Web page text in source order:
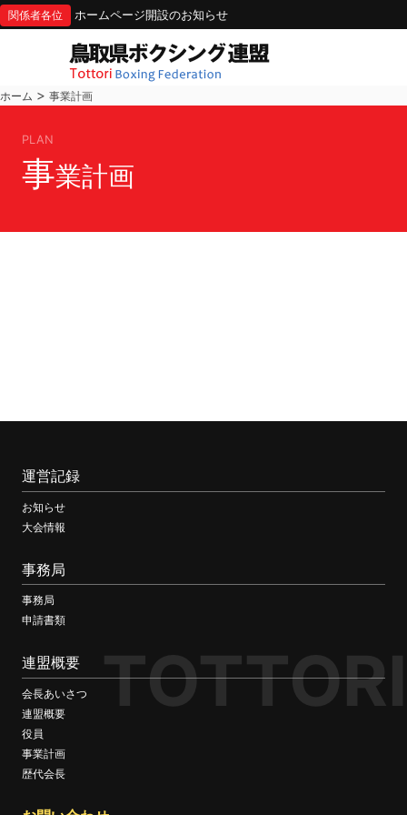
関係者各位 ホームページ開設のお知らせ
ホーム > 事業計画
PLAN
事業計画
TOTTORI
運営記録
お知らせ
大会情報
事務局
事務局
申請書類
連盟概要
会長あいさつ
連盟概要
役員
事業計画
歴代会長